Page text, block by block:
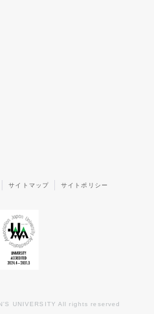
サイトマップ サイトポリシー
UNIVERSITY All rights reserved